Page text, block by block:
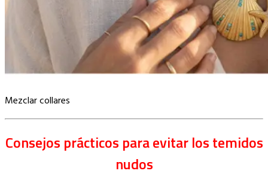
Mezclar collares
Consejos prácticos para evitar los temidos
nudos